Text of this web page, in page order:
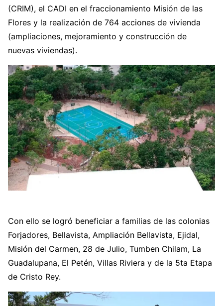
(CRIM), el CADI en el fraccionamiento Misión de las
Flores y la realización de 764 acciones de vivienda
(ampliaciones, mejoramiento y construcción de
nuevas viviendas).
Con ello se logró beneficiar a familias de las colonias
Forjadores, Bellavista, Ampliación Bellavista, Ejidal,
Misión del Carmen, 28 de Julio, Tumben Chilam, La
Guadalupana, El Petén, Villas Riviera y de la 5ta Etapa
de Cristo Rey.